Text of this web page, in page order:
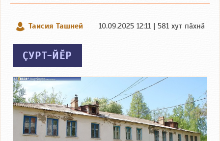
Таисия Ташней 10.09.2025 12:11 | 581 хут пӑхнӑ
ҪУРТ-ЙӖР